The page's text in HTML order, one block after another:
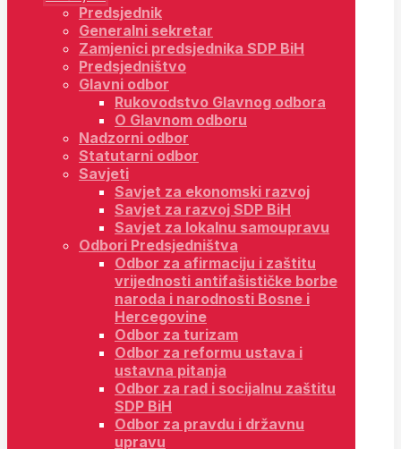
Predsjednik
Generalni sekretar
Zamjenici predsjednika SDP BiH
Predsjedništvo
Glavni odbor
Rukovodstvo Glavnog odbora
O Glavnom odboru
Nadzorni odbor
Statutarni odbor
Savjeti
Savjet za ekonomski razvoj
Savjet za razvoj SDP BiH
Savjet za lokalnu samoupravu
Odbori Predsjedništva
Odbor za afirmaciju i zaštitu
vrijednosti antifašističke borbe
naroda i narodnosti Bosne i
Hercegovine
Odbor za turizam
Odbor za reformu ustava i
ustavna pitanja
Odbor za rad i socijalnu zaštitu
SDP BiH
Odbor za pravdu i državnu
upravu